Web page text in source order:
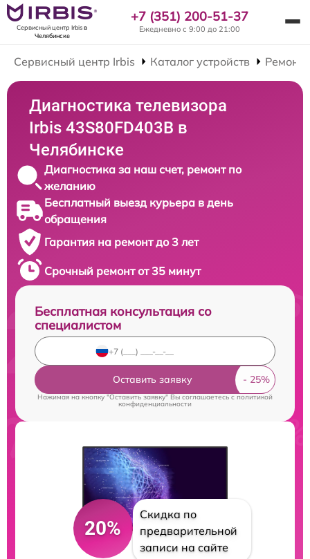
Сервисный центр Irbisв
Челябинске
+7 (351) 200-51-37
Ежедневно с 9:00 до 21:00
Сервисный центр Irbis Каталог устройств Ремонт
Диагностика телевизора
Irbis 43S80FD403B в
Челябинске
Диагностика за наш счет, ремонт по
желанию
Бесплатный выезд курьера в день
обращения
Гарантия на ремонт до 3 лет
Срочный ремонт от 35 минут
Бесплатная консультация со
специалистом
Оставить заявку
Нажимая на кнопку "Оставить заявку" Вы соглашаетесь c политикой
конфиденциальности
20%
Скидка по
предварительной
записи на сайте